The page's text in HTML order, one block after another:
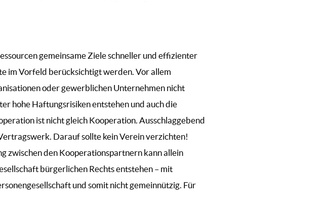
gemeinsame Ziele schneller und effizienter
im Vorfeld berücksichtigt werden. Vor allem
oder gewerblichen Unternehmen nicht
hohe Haftungsrisiken entstehen und auch die
ist nicht gleich Kooperation. Ausschlaggebend
Darauf sollte kein Verein verzichten!
zwischen den Kooperationspartnern kann allein
bürgerlichen Rechts entstehen – mit
und somit nicht gemeinnützig. Für